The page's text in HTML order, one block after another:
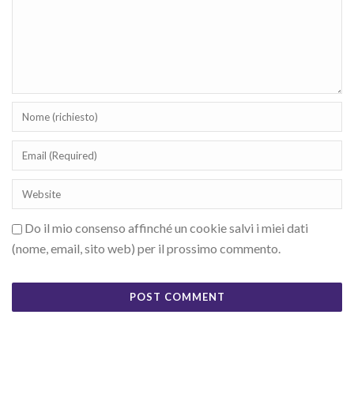
Do il mio consenso affinché un cookie salvi i miei dati
(nome, email, sito web) per il prossimo commento.